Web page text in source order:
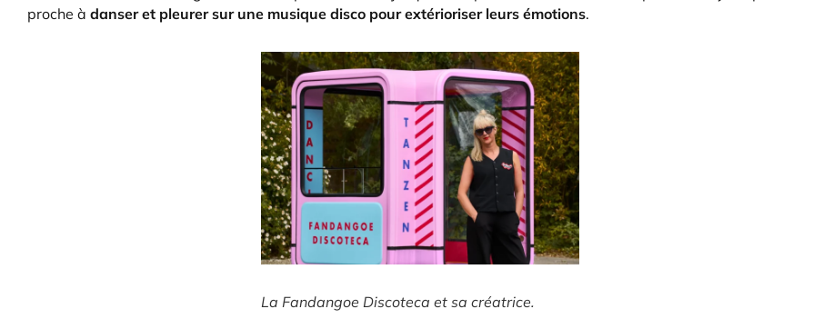
proche à danser et pleurer sur une musique disco pour extérioriser leurs émotions.
La Fandangoe Discoteca et sa créatrice.